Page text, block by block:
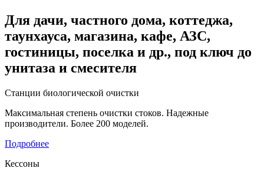
Для дачи, частного дома, коттеджа,
таунхауса, магазина, кафе, АЗС,
гостиницы, поселка и др., под ключ до
унитаза и смесителя
Станции биологической очистки
Максимальная степень очистки стоков. Надежные
производители. Более 200 моделей.
Подробнее
Кессоны